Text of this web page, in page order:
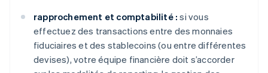
rapprochement et comptabilité : si vous
effectuez des transactions entre des monnaies
fiduciaires et des stablecoins (ou entre différentes
devises), votre équipe financière doit s’accorder